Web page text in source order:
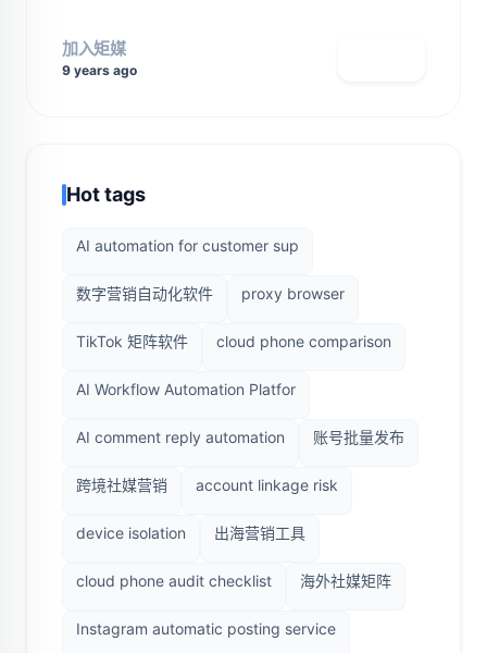
加入矩媒
9 years ago
Hot tags
AI automation for customer sup
数字营销自动化软件 proxy browser
TikTok 矩阵软件 cloud phone comparison
AI Workflow Automation Platfor
AI comment reply automation 账号批量发布
跨境社媒营销 account linkage risk
device isolation 出海营销工具
cloud phone audit checklist 海外社媒矩阵
Instagram automatic posting service